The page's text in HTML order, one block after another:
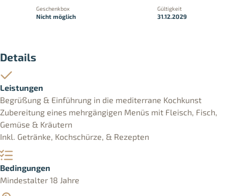
Geschenkbox
Nicht möglich
Gültigkeit
31.12.2029
Details
Leistungen
Begrüßung & Einführung in die mediterrane Kochkunst
Zubereitung eines mehrgängigen Menüs mit Fleisch, Fisch,
Gemüse & Kräutern
Inkl. Getränke, Kochschürze, & Rezepten
Bedingungen
Mindestalter 18 Jahre